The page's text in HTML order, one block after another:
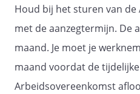
Houd bij het sturen van de
met de aanzegtermijn. De
maand. Je moet je
maand voordat de tijdelijke
Arbeidsovereenkomst